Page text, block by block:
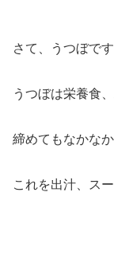
さて、うつぼです
うつぼは栄養食
締めてもなかな
これを出汁、ス